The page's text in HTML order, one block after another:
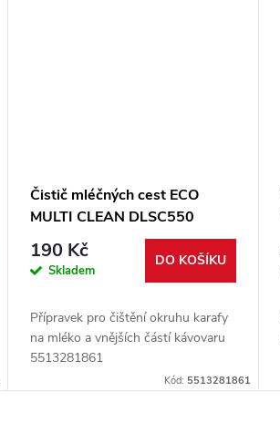
Čistič mléčných cest ECO
MULTI CLEAN DLSC550
5513281861
190 Kč
Skladem
DO KOŠÍKU
Přípravek pro čištění okruhu karafy
na mléko a vnějších částí kávovaru
5513281861
Kód: 5513281861